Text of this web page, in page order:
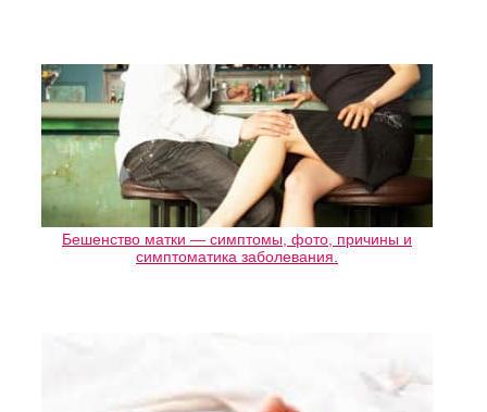
Бешенство матки — симптомы, фото, причины и
симптоматика заболевания.